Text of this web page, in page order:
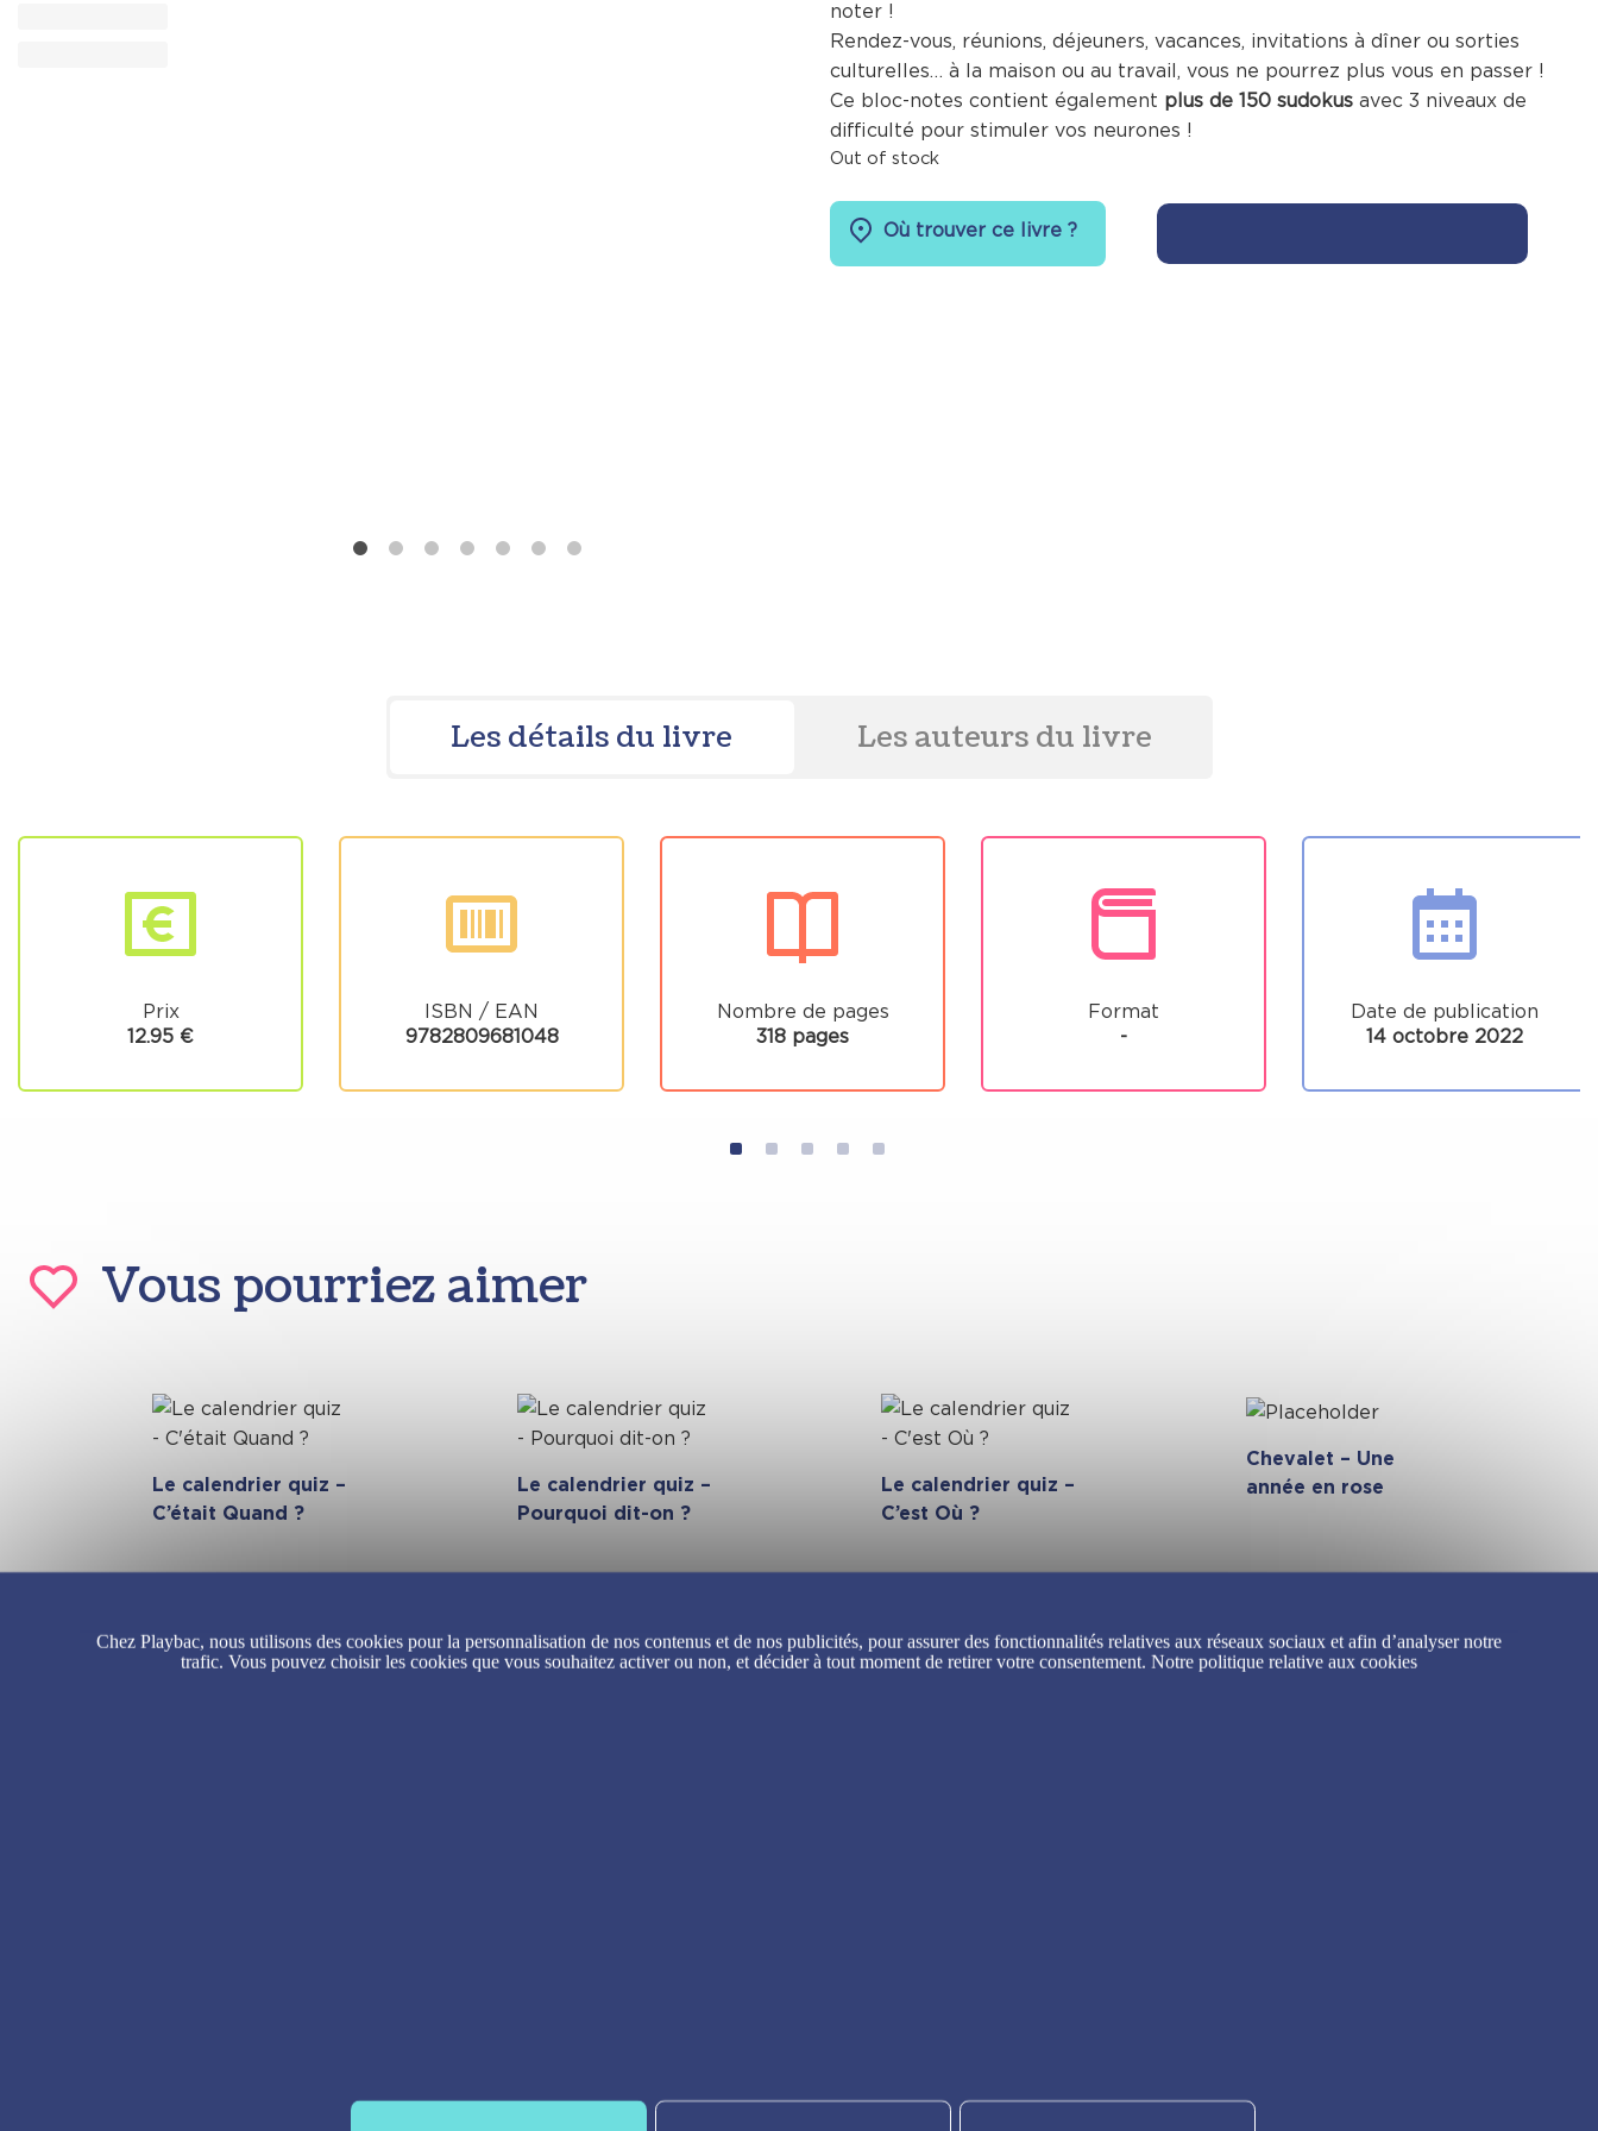
noter !
Rendez-vous, réunions, déjeuners, vacances, invitations à dîner ou sorties
culturelles… à la maison ou au travail, vous ne pourrez plus vous en passer !
Ce bloc-notes contient également plus de 150 sudokus avec 3 niveaux de
difficulté pour stimuler vos neurones !
Out of stock
Où trouver ce livre ?
Les détails du livre Les auteurs du livre
Prix
12.95 €
ISBN / EAN
9782809681048
Nombre de pages
318 pages
Format
-
Date de publication
14 octobre 2022
Vous pourriez aimer
Le calendrier quiz –
C’était Quand ?
Le calendrier quiz –
Pourquoi dit-on ?
Le calendrier quiz –
C’est Où ?
Chevalet – Une
année en rose
Rejoignez-nous sur Instagram !
Chez Playbac, nous utilisons des cookies pour la personnalisation de nos contenus et de nos publicités, pour assurer des fonctionnalités relatives aux réseaux sociaux et afin d’analyser notre
trafic. Vous pouvez choisir les cookies que vous souhaitez activer ou non, et décider à tout moment de retirer votre consentement. Notre politique relative aux cookies